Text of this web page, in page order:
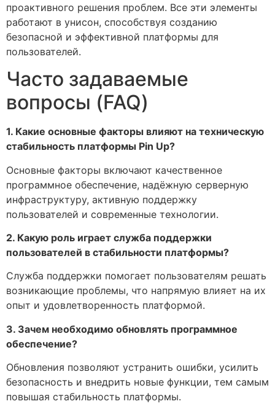
проактивного решения проблем. Все эти элементы
работают в унисон, способствуя созданию
безопасной и эффективной платформы для
пользователей.
Часто задаваемые
вопросы (FAQ)
1. Какие основные факторы влияют на техническую
стабильность платформы Pin Up?
Основные факторы включают качественное
программное обеспечение, надёжную серверную
инфраструктуру, активную поддержку
пользователей и современные технологии.
2. Какую роль играет служба поддержки
пользователей в стабильности платформы?
Служба поддержки помогает пользователям решать
возникающие проблемы, что напрямую влияет на их
опыт и удовлетворенность платформой.
3. Зачем необходимо обновлять программное
обеспечение?
Обновления позволяют устранить ошибки, усилить
безопасность и внедрить новые функции, тем самым
повышая стабильность платформы.